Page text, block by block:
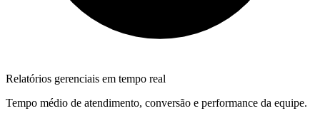
Relatórios gerenciais em tempo real
Tempo médio de atendimento, conversão e performance da equipe.